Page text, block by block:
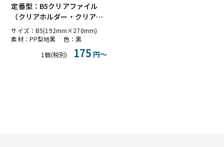
定番型：B5クリアファイル
（クリアホルダー・クリアフ
ォルダー）PP梨地黒 不透明
サイズ：B5(192mm×270mm)
素材：PP梨地黒 色：黒
1個(税別)
175円〜